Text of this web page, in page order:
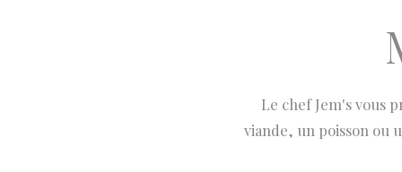
Le chef Jem's vous
viande, un poisson ou